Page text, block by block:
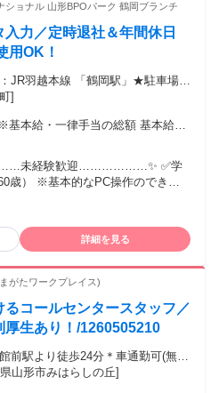
ョナル 山形BPOパーク 鶴岡ブランチ
力／定時退社＆年間休日
用OK！
JR羽越本線 「鶴岡駅」★駐車場は
]
給・一律手当の総額 基本給：
手当金額：なし 全員に一律で支払
月あたり1万円 ■お給料につ
200,000円 （基本給19万円＋
来のために企業型確定拠出年金
ことも、 自分で自由に選べる嬉し
：年2回 がんばった分はしっかり
高速道路」を使う場合は、 高速料
の通勤もラクラクです◎ ◆駐車
場をご利用いただきます。 ◆時
位」でぜんぶ支給！ ◆休日出
未経験歓迎………………✨ ✅学
歳） ※基本的なPC操作のできる
いる人の役に立ちたいと思える
得意な方 ✅一般事務などの経験が
見つけたい方 ✅ブランクからの復
✅居心地のいいオフィスで働きた
卒歓迎 ＊正社員経験不問 ＊20代
活躍中 ＊主婦（夫）活躍中／主
詳細を見る
がたワークプレイス)
コールセンタースタッフ／
生あり！/1260505210
前駅より徒歩24分＊車通勤可(無料
山形市みはらしの丘]